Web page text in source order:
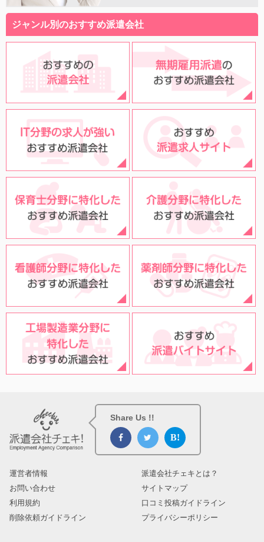
ジャンル別のおすすめ派遣会社
Share Us !!
運営者情報
派遣会社チェキとは？
お問い合わせ
サイトマップ
利用規約
口コミ投稿ガイドライン
削除依頼ガイドライン
プライバシーポリシー